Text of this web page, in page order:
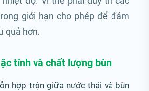
giới hạn cho phép để đảm
quả hơn.
tính và chất lượng bùn
hợp trộn giữa nước thải và bùn